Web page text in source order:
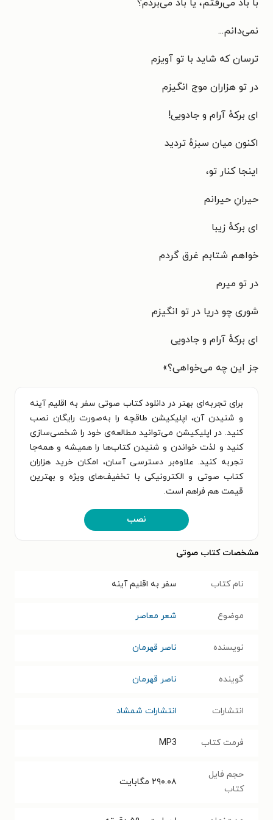
با باد می‌رفتم، یا باد می‌بردم؟
نمی‌دانم...
ترسان که شاید با تو آویزم
در تو هزاران موج انگیزم
ای برکهٔ آرام و جادویی!
اکنون میان سبزهٔ تردید
اینجا کنار تو،
حیرانِ حیرانم
ای برکهٔ زیبا
خواهم شتابم غرق گردم
در تو میرم
شوری چو دریا در تو انگیزم
ای برکهٔ آرام و جادویی
جز این چه می‌خواهی؟»
برای تجربه‌ای بهتر در دانلود کتاب صوتی سفر به اقلیم آینه
و شنیدن آن، اپلیکیشن طاقچه را به‌صورت رایگان نصب
کنید. در اپلیکیشن می‌توانید مطالعه‌ی خود را شخصی‌سازی
کنید و لذت خواندن و شنیدن کتاب‌ها را همیشه و همه‌جا
تجربه کنید. علاوه‌بر دسترسی آسان، امکان خرید هزاران
کتاب صوتی و الکترونیکی با تخفیف‌های ویژه و بهترین
قیمت هم فراهم است.
نصب
مشخصات کتاب صوتی
نام کتاب سفر به اقلیم آینه
موضوع شعر معاصر
نویسنده ناصر قهرمان
گوینده ناصر قهرمان
انتشارات انتشارات شمشاد
فرمت کتاب MP3
حجم فایل
کتاب
۲۹۰.۰۸ مگابایت